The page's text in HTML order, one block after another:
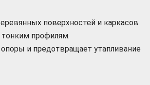
поверхностей и каркасов.
тонким профилям.
и предотвращает утапливание